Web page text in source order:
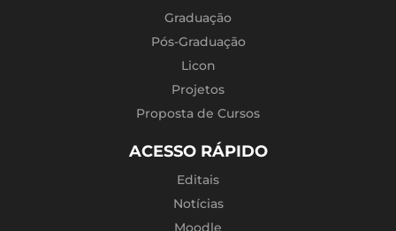
Graduação
Pós-Graduação
Licon
Projetos
Proposta de Cursos
ACESSO RÁPIDO
Editais
Notícias
Moodle